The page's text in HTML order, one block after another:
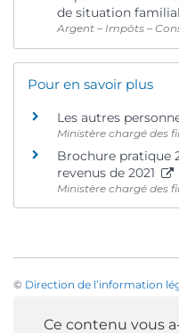
de situation
Argent – Impôts –
Pour en savoir plus
Les autres
Ministère chargé des
Brochure pratique
revenus de 2021
Ministère chargé des
© Direction de l’information
Ce contenu vous